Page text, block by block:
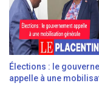
Élections : le
appelle à une